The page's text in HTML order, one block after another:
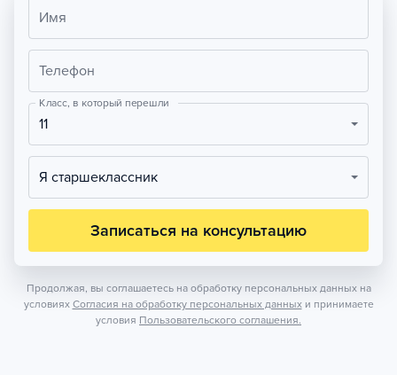
Имя
Телефон
Класс, в который перешли
11
Я старшеклассник
Записаться на консультацию
Продолжая, вы соглашаетесь на обработку персональных данных на
условиях Согласия на обработку персональных данных и принимаете
условия Пользовательского соглашения.